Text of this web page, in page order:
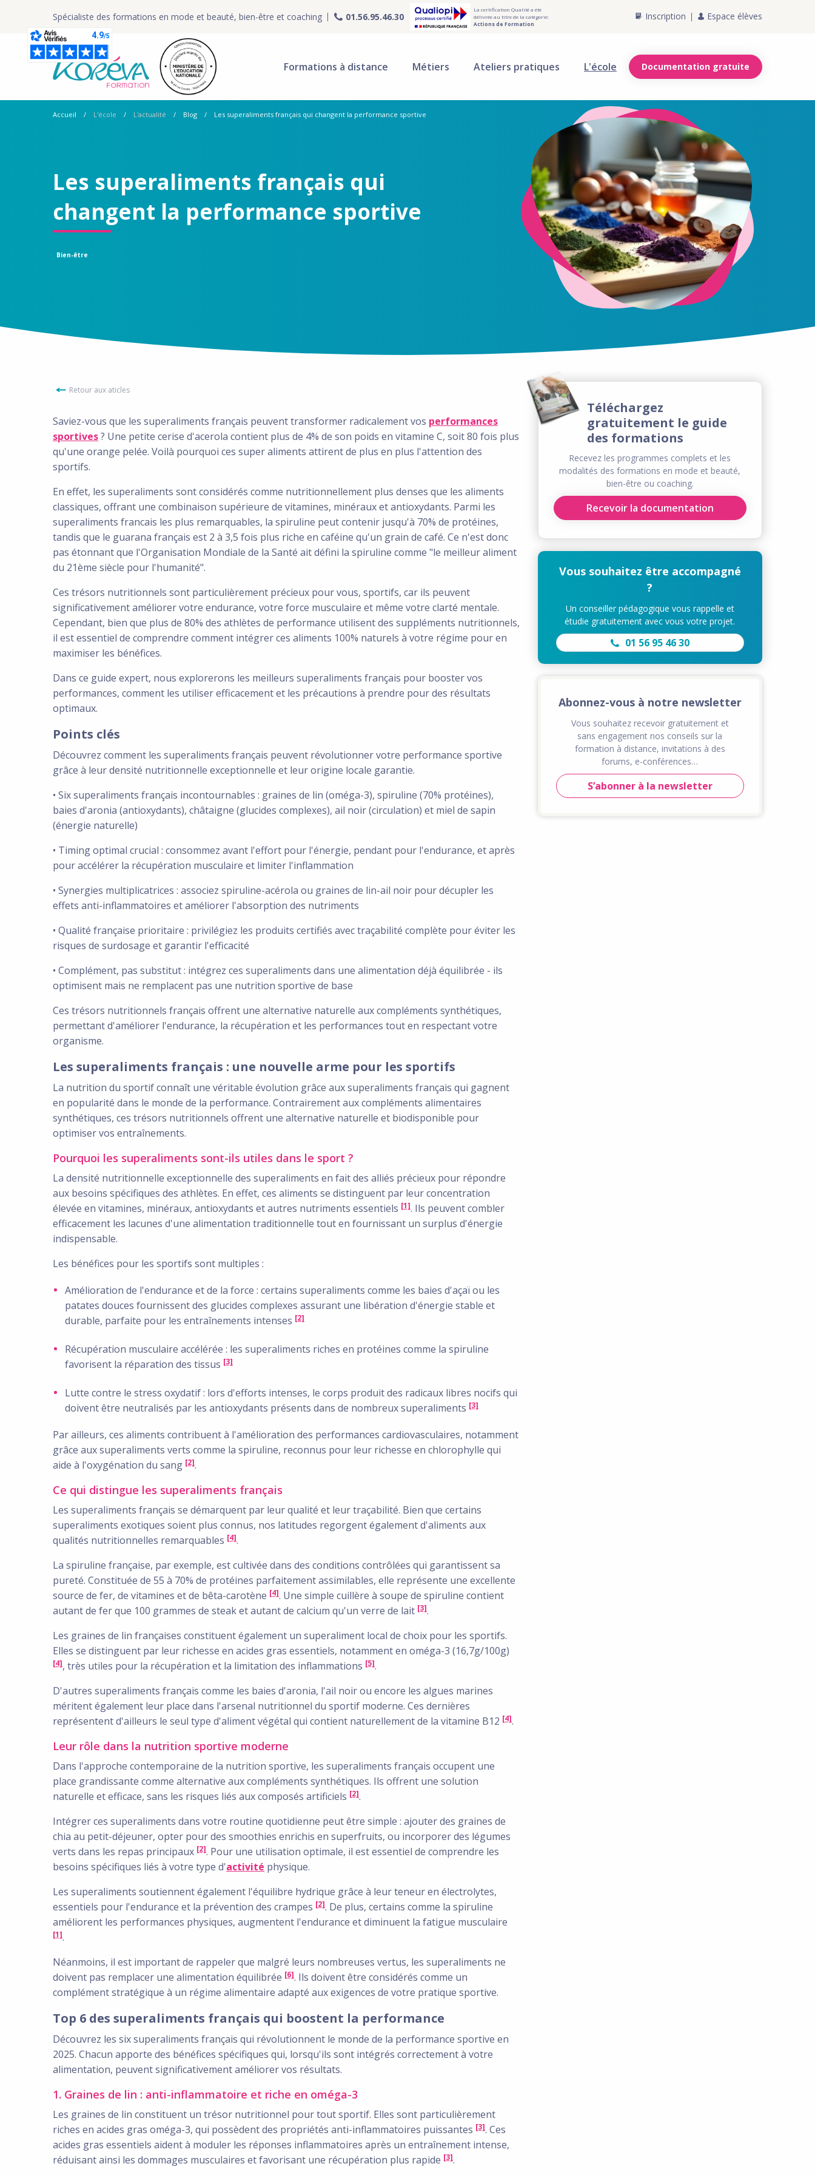
Spécialiste des formations en mode et beauté, bien-être et coaching 01.56.95.46.30
La certification Qualité a été
délivrée au titre de la catégorie:
Actions de Formation
Inscription Espace élèves
Formations à distance Métiers Ateliers pratiques L'école Documentation gratuite
Accueil L'école L'actualité Blog Les superaliments français qui changent la performance sportive
Les superaliments français qui
changent la performance sportive
Bien-être
Retour aux aticles
Saviez-vous que les superaliments français peuvent transformer radicalement vos performances
sportives? Une petite cerise d'acerola contient plus de 4% de son poids en vitamine C, soit 80 fois plus
qu'une orange pelée. Voilà pourquoi ces super aliments attirent de plus en plus l'attention des
sportifs.
En effet, les superaliments sont considérés comme nutritionnellement plus denses que les aliments
classiques, offrant une combinaison supérieure de vitamines, minéraux et antioxydants. Parmi les
superaliments francais les plus remarquables, la spiruline peut contenir jusqu'à 70% de protéines,
tandis que le guarana français est 2 à 3,5 fois plus riche en caféine qu'un grain de café. Ce n'est donc
pas étonnant que l'Organisation Mondiale de la Santé ait défini la spiruline comme "le meilleur aliment
du 21ème siècle pour l'humanité".
Ces trésors nutritionnels sont particulièrement précieux pour vous, sportifs, car ils peuvent
significativement améliorer votre endurance, votre force musculaire et même votre clarté mentale.
Cependant, bien que plus de 80% des athlètes de performance utilisent des suppléments nutritionnels,
il est essentiel de comprendre comment intégrer ces aliments 100% naturels à votre régime pour en
maximiser les bénéfices.
Dans ce guide expert, nous explorerons les meilleurs superaliments français pour booster vos
performances, comment les utiliser efficacement et les précautions à prendre pour des résultats
optimaux.
Points clés
Découvrez comment les superaliments français peuvent révolutionner votre performance sportive
grâce à leur densité nutritionnelle exceptionnelle et leur origine locale garantie.
• Six superaliments français incontournables : graines de lin (oméga-3), spiruline (70% protéines),
baies d'aronia (antioxydants), châtaigne (glucides complexes), ail noir (circulation) et miel de sapin
(énergie naturelle)
• Timing optimal crucial : consommez avant l'effort pour l'énergie, pendant pour l'endurance, et après
pour accélérer la récupération musculaire et limiter l'inflammation
• Synergies multiplicatrices : associez spiruline-acérola ou graines de lin-ail noir pour décupler les
effets anti-inflammatoires et améliorer l'absorption des nutriments
• Qualité française prioritaire : privilégiez les produits certifiés avec traçabilité complète pour éviter les
risques de surdosage et garantir l'efficacité
• Complément, pas substitut : intégrez ces superaliments dans une alimentation déjà équilibrée - ils
optimisent mais ne remplacent pas une nutrition sportive de base
Ces trésors nutritionnels français offrent une alternative naturelle aux compléments synthétiques,
permettant d'améliorer l'endurance, la récupération et les performances tout en respectant votre
organisme.
Les superaliments français : une nouvelle arme pour les sportifs
La nutrition du sportif connaît une véritable évolution grâce aux superaliments français qui gagnent
en popularité dans le monde de la performance. Contrairement aux compléments alimentaires
synthétiques, ces trésors nutritionnels offrent une alternative naturelle et biodisponible pour
optimiser vos entraînements.
Pourquoi les superaliments sont-ils utiles dans le sport ?
La densité nutritionnelle exceptionnelle des superaliments en fait des alliés précieux pour répondre
aux besoins spécifiques des athlètes. En effet, ces aliments se distinguent par leur concentration
élevée en vitamines, minéraux, antioxydants et autres nutriments essentiels [1]. Ils peuvent combler
efficacement les lacunes d'une alimentation traditionnelle tout en fournissant un surplus d'énergie
indispensable.
Les bénéfices pour les sportifs sont multiples :
Amélioration de l'endurance et de la force : certains superaliments comme les baies d'açaï ou les
patates douces fournissent des glucides complexes assurant une libération d'énergie stable et
durable, parfaite pour les entraînements intenses [2]
Récupération musculaire accélérée : les superaliments riches en protéines comme la spiruline
favorisent la réparation des tissus [3]
Lutte contre le stress oxydatif : lors d'efforts intenses, le corps produit des radicaux libres nocifs qui
doivent être neutralisés par les antioxydants présents dans de nombreux superaliments [3]
Par ailleurs, ces aliments contribuent à l'amélioration des performances cardiovasculaires, notamment
grâce aux superaliments verts comme la spiruline, reconnus pour leur richesse en chlorophylle qui
aide à l'oxygénation du sang [2].
Ce qui distingue les superaliments français
Les superaliments français se démarquent par leur qualité et leur traçabilité. Bien que certains
superaliments exotiques soient plus connus, nos latitudes regorgent également d'aliments aux
qualités nutritionnelles remarquables [4].
La spiruline française, par exemple, est cultivée dans des conditions contrôlées qui garantissent sa
pureté. Constituée de 55 à 70% de protéines parfaitement assimilables, elle représente une excellente
source de fer, de vitamines et de bêta-carotène [4]. Une simple cuillère à soupe de spiruline contient
autant de fer que 100 grammes de steak et autant de calcium qu'un verre de lait [3].
Les graines de lin françaises constituent également un superaliment local de choix pour les sportifs.
Elles se distinguent par leur richesse en acides gras essentiels, notamment en oméga-3 (16,7g/100g)
[4], très utiles pour la récupération et la limitation des inflammations [5].
D'autres superaliments français comme les baies d'aronia, l'ail noir ou encore les algues marines
méritent également leur place dans l'arsenal nutritionnel du sportif moderne. Ces dernières
représentent d'ailleurs le seul type d'aliment végétal qui contient naturellement de la vitamine B12 [4].
Leur rôle dans la nutrition sportive moderne
Dans l'approche contemporaine de la nutrition sportive, les superaliments français occupent une
place grandissante comme alternative aux compléments synthétiques. Ils offrent une solution
naturelle et efficace, sans les risques liés aux composés artificiels [2].
Intégrer ces superaliments dans votre routine quotidienne peut être simple : ajouter des graines de
chia au petit-déjeuner, opter pour des smoothies enrichis en superfruits, ou incorporer des légumes
verts dans les repas principaux [2]. Pour une utilisation optimale, il est essentiel de comprendre les
besoins spécifiques liés à votre type d'activité physique.
Les superaliments soutiennent également l'équilibre hydrique grâce à leur teneur en électrolytes,
essentiels pour l'endurance et la prévention des crampes [2]. De plus, certains comme la spiruline
améliorent les performances physiques, augmentent l'endurance et diminuent la fatigue musculaire
[1].
Néanmoins, il est important de rappeler que malgré leurs nombreuses vertus, les superaliments ne
doivent pas remplacer une alimentation équilibrée [6]. Ils doivent être considérés comme un
complément stratégique à un régime alimentaire adapté aux exigences de votre pratique sportive.
Top 6 des superaliments français qui boostent la performance
Découvrez les six superaliments français qui révolutionnent le monde de la performance sportive en
2025. Chacun apporte des bénéfices spécifiques qui, lorsqu'ils sont intégrés correctement à votre
alimentation, peuvent significativement améliorer vos résultats.
1. Graines de lin : anti-inflammatoire et riche en oméga-3
Les graines de lin constituent un trésor nutritionnel pour tout sportif. Elles sont particulièrement
riches en acides gras oméga-3, qui possèdent des propriétés anti-inflammatoires puissantes [3]. Ces
acides gras essentiels aident à moduler les réponses inflammatoires après un entraînement intense,
réduisant ainsi les dommages musculaires et favorisant une récupération plus rapide [3].
Téléchargez
gratuitement le guide
des formations
Recevez les programmes complets et les
modalités des formations en mode et beauté,
bien-être ou coaching.
Recevoir la documentation
Vous souhaitez être accompagné
?
Un conseiller pédagogique vous rappelle et
étudie gratuitement avec vous votre projet.
01 56 95 46 30
Abonnez-vous à notre newsletter
Vous souhaitez recevoir gratuitement et
sans engagement nos conseils sur la
formation à distance, invitations à des
forums, e-conférences…
S’abonner à la newsletter